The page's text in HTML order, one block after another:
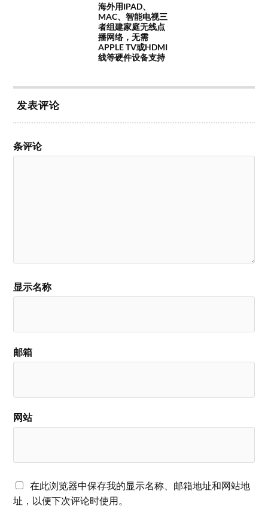
海外用IPAD、
MAC、智能电视三
者组建家庭无线点
播网络，无需
APPLE TV或HDMI
线等硬件设备支持
发表评论
条评论
显示名称
邮箱
网站
在此浏览器中保存我的显示名称、邮箱地址和网站地
址，以便下次评论时使用。